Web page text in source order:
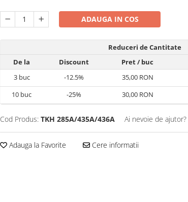
ADAUGA IN COS
Reduceri de Cantitate
De la
Discount Pret/ buc
3buc -12.5% 35,00 RON
10 buc -25% 30,00 RON
Cod Produs: TKH 285A/435A/436A Ai nevoie de ajutor?
Adauga la Favorite Cere informatii